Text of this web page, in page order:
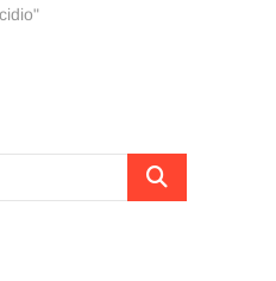
Cerca